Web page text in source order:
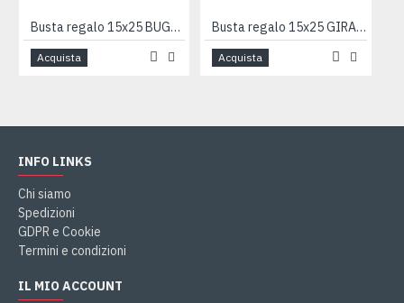
Busta regalo 15x25 BUGIE BLU 50pz
Acquista
Busta regalo 15x25 GIRANDOLA 50pz
Acquista
INFO LINKS
Chi siamo
Spedizioni
GDPR e Cookie
Termini e condizioni
IL MIO ACCOUNT